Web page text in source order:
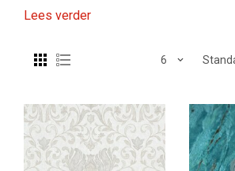
Lees verder